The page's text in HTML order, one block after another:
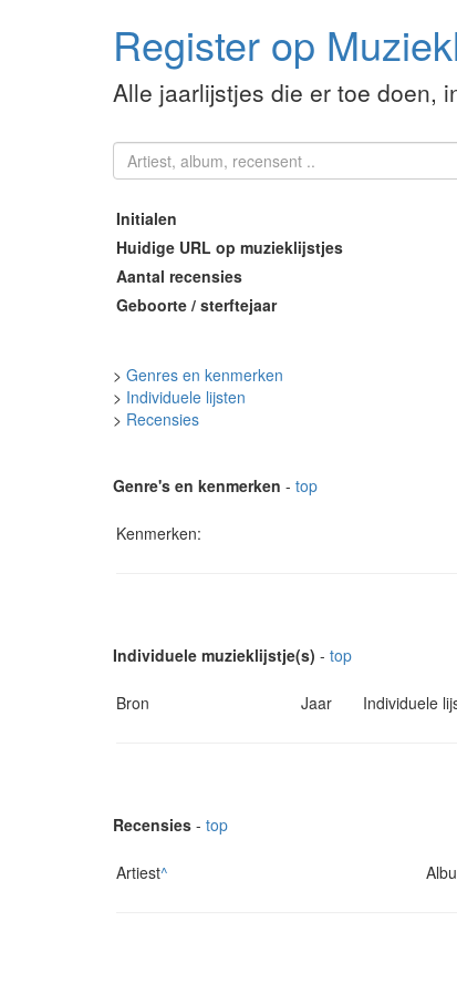
Register op
Alle jaarlijstjes die er toe doen,
Initialen
Huidige URL op muzieklijstjes
Aantal recensies
Geboorte / sterftejaar
> Genres en kenmerken
> Individuele lijsten
> Recensies
Genre's en kenmerken - top
Kenmerken:
Individuele muzieklijstje(s) - top
Bron Jaar Individuele
Recensies - top
Artiest^